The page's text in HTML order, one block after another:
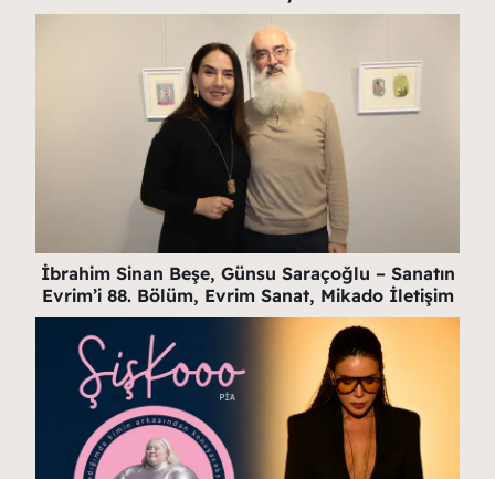
İbrahim Sinan Beşe, Günsu Saraçoğlu – Sanatın
Evrim’i 88. Bölüm, Evrim Sanat, Mikado İletişim